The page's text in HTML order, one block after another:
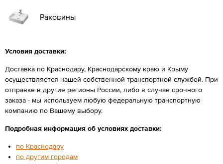
Раковины
Условия доставки:
Доставка по Краснодару, Краснодарскому краю и Крыму
осуществляется нашей собственной транспортной службой. При
отправке в другие регионы России, либо в случае срочного
заказа - мы используем любую федеральную транспортную
компанию по Вашему выбору.
Подробная информация об условиях доставки:
по Краснодару
по другим городам